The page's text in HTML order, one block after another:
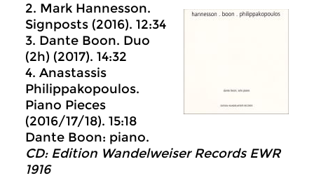
2. Mark Hannesson.
Signposts (2016). 12:34
3. Dante Boon. Duo
(2h) (2017). 14:32
4. Anastassis
Philippakopoulos.
Piano Pieces
(2016/17/18). 15:18
Dante Boon: piano.
CD: Edition Wandelweiser Records EWR
1916